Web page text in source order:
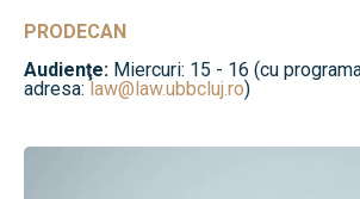
PRODECAN
Audienţe: Miercuri: 15 - 16 (cu
adresa: law@law.ubbcluj.ro)